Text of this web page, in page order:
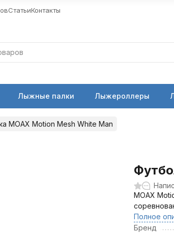
СтатьиКонтакты
Лыжные палки Лыжероллеры
MOAX Motion Mesh White Man
MOAX
Полное
Бренд